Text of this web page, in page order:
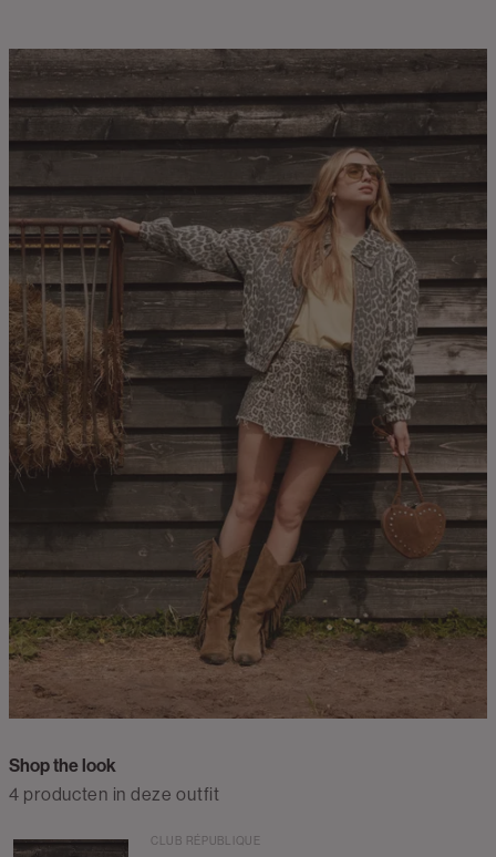
Shop the look
4 producten in deze outfit
CLUB RÉPUBLIQUE